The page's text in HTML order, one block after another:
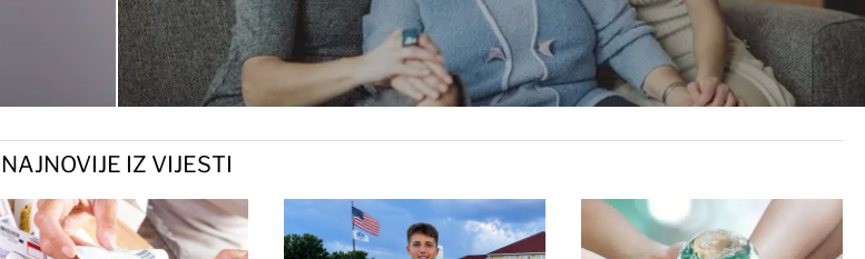
NAJNOVIJE IZ VIJESTI